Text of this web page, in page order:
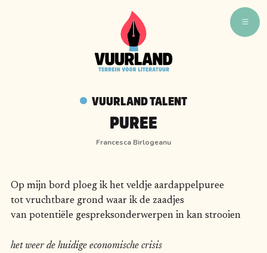
WAT ZIJN WIJ
VUURLAND TALENT
VUURLAND LEEST
VUURLAND TALENT
PUREE
Francesca Birlogeanu
Op mijn bord ploeg ik het veldje aardappelpuree
tot vruchtbare grond waar ik de zaadjes
van potentiële gespreksonderwerpen in kan strooien
het weer de huidige economische crisis